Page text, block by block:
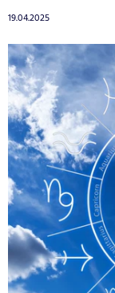
19.04.2025